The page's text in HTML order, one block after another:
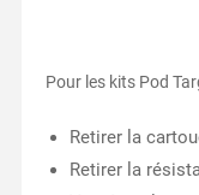
Pour les kits Pod
Retirer la
Retirer la